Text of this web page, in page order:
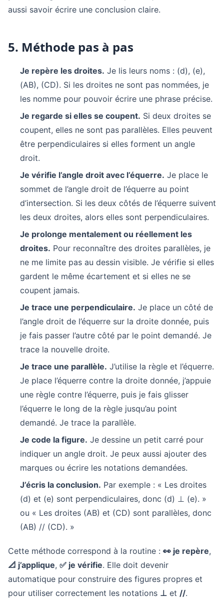
aussi savoir écrire une conclusion claire.
5. Méthode pas à pas
Je repère les droites. Je lis leurs noms : (d), (e),
(AB), (CD). Si les droites ne sont pas nommées, je
les nomme pour pouvoir écrire une phrase précise.
Je regarde si elles se coupent. Si deux droites se
coupent, elles ne sont pas parallèles. Elles peuvent
être perpendiculaires si elles forment un angle
droit.
Je vérifie l’angle droit avec l’équerre. Je place le
sommet de l’angle droit de l’équerre au point
d’intersection. Si les deux côtés de l’équerre suivent
les deux droites, alors elles sont perpendiculaires.
Je prolonge mentalement ou réellement les
droites. Pour reconnaître des droites parallèles, je
ne me limite pas au dessin visible. Je vérifie si elles
gardent le même écartement et si elles ne se
coupent jamais.
Je trace une perpendiculaire. Je place un côté de
l’angle droit de l’équerre sur la droite donnée, puis
je fais passer l’autre côté par le point demandé. Je
trace la nouvelle droite.
Je trace une parallèle. J’utilise la règle et l’équerre.
Je place l’équerre contre la droite donnée, j’appuie
une règle contre l’équerre, puis je fais glisser
l’équerre le long de la règle jusqu’au point
demandé. Je trace la parallèle.
Je code la figure. Je dessine un petit carré pour
indiquer un angle droit. Je peux aussi ajouter des
marques ou écrire les notations demandées.
J’écris la conclusion. Par exemple : « Les droites
(d) et (e) sont perpendiculaires, donc (d) ⊥ (e). »
ou « Les droites (AB) et (CD) sont parallèles, donc
(AB) // (CD). »
Cette méthode correspond à la routine : 👀 je repère,
📐 j’applique, ✅ je vérifie. Elle doit devenir
automatique pour construire des figures propres et
pour utiliser correctement les notations ⊥ et //.